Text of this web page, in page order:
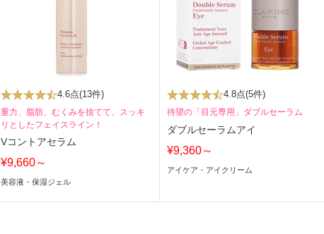
4.6点(13件)
重力、脂肪、むくみを捨てて、スッキ
リとしたフェイスライン！
Vコントアセラム
¥9,660～
美容液・保湿ジェル
4.8点(5件)
待望の「目元専用」ダブルセーラム
ダブルセーラムアイ
¥9,360～
アイケア・アイクリーム